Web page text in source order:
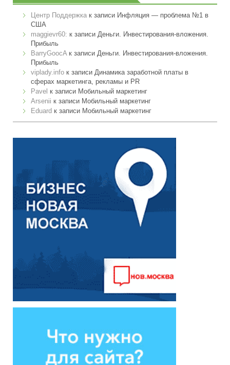
Центр Поддержка к записи Инфляция — проблема №1 в
США
maggievr60: к записи Деньги. Инвестирования-вложения.
Прибыль
BarryGoocA к записи Деньги. Инвестирования-вложения.
Прибыль
viplady.info к записи Динамика заработной платы в
сферах маркетинга, рекламы и PR
Pavel к записи Мобильный маркетинг
Arsenii к записи Мобильный маркетинг
Eduard к записи Мобильный маркетинг